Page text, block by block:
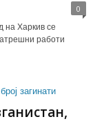
0
на Харкив се
работи